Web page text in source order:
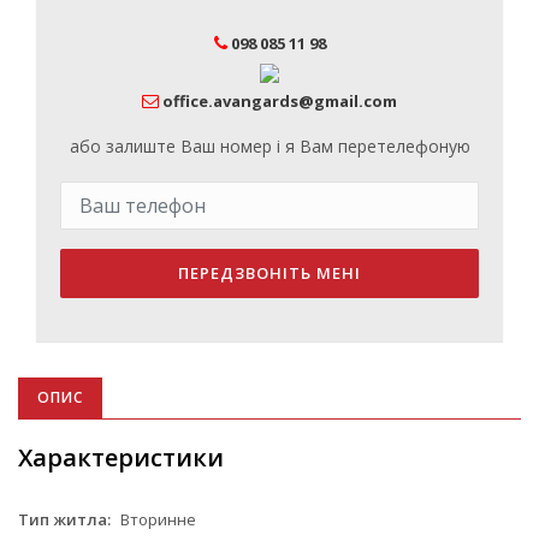
098 085 11 98
office.avangards@gmail.com
або залиште Ваш номер і я Вам перетелефоную
ПЕРЕДЗВОНІТЬ МЕНІ
ОПИС
Характеристики
Тип житла: Вторинне